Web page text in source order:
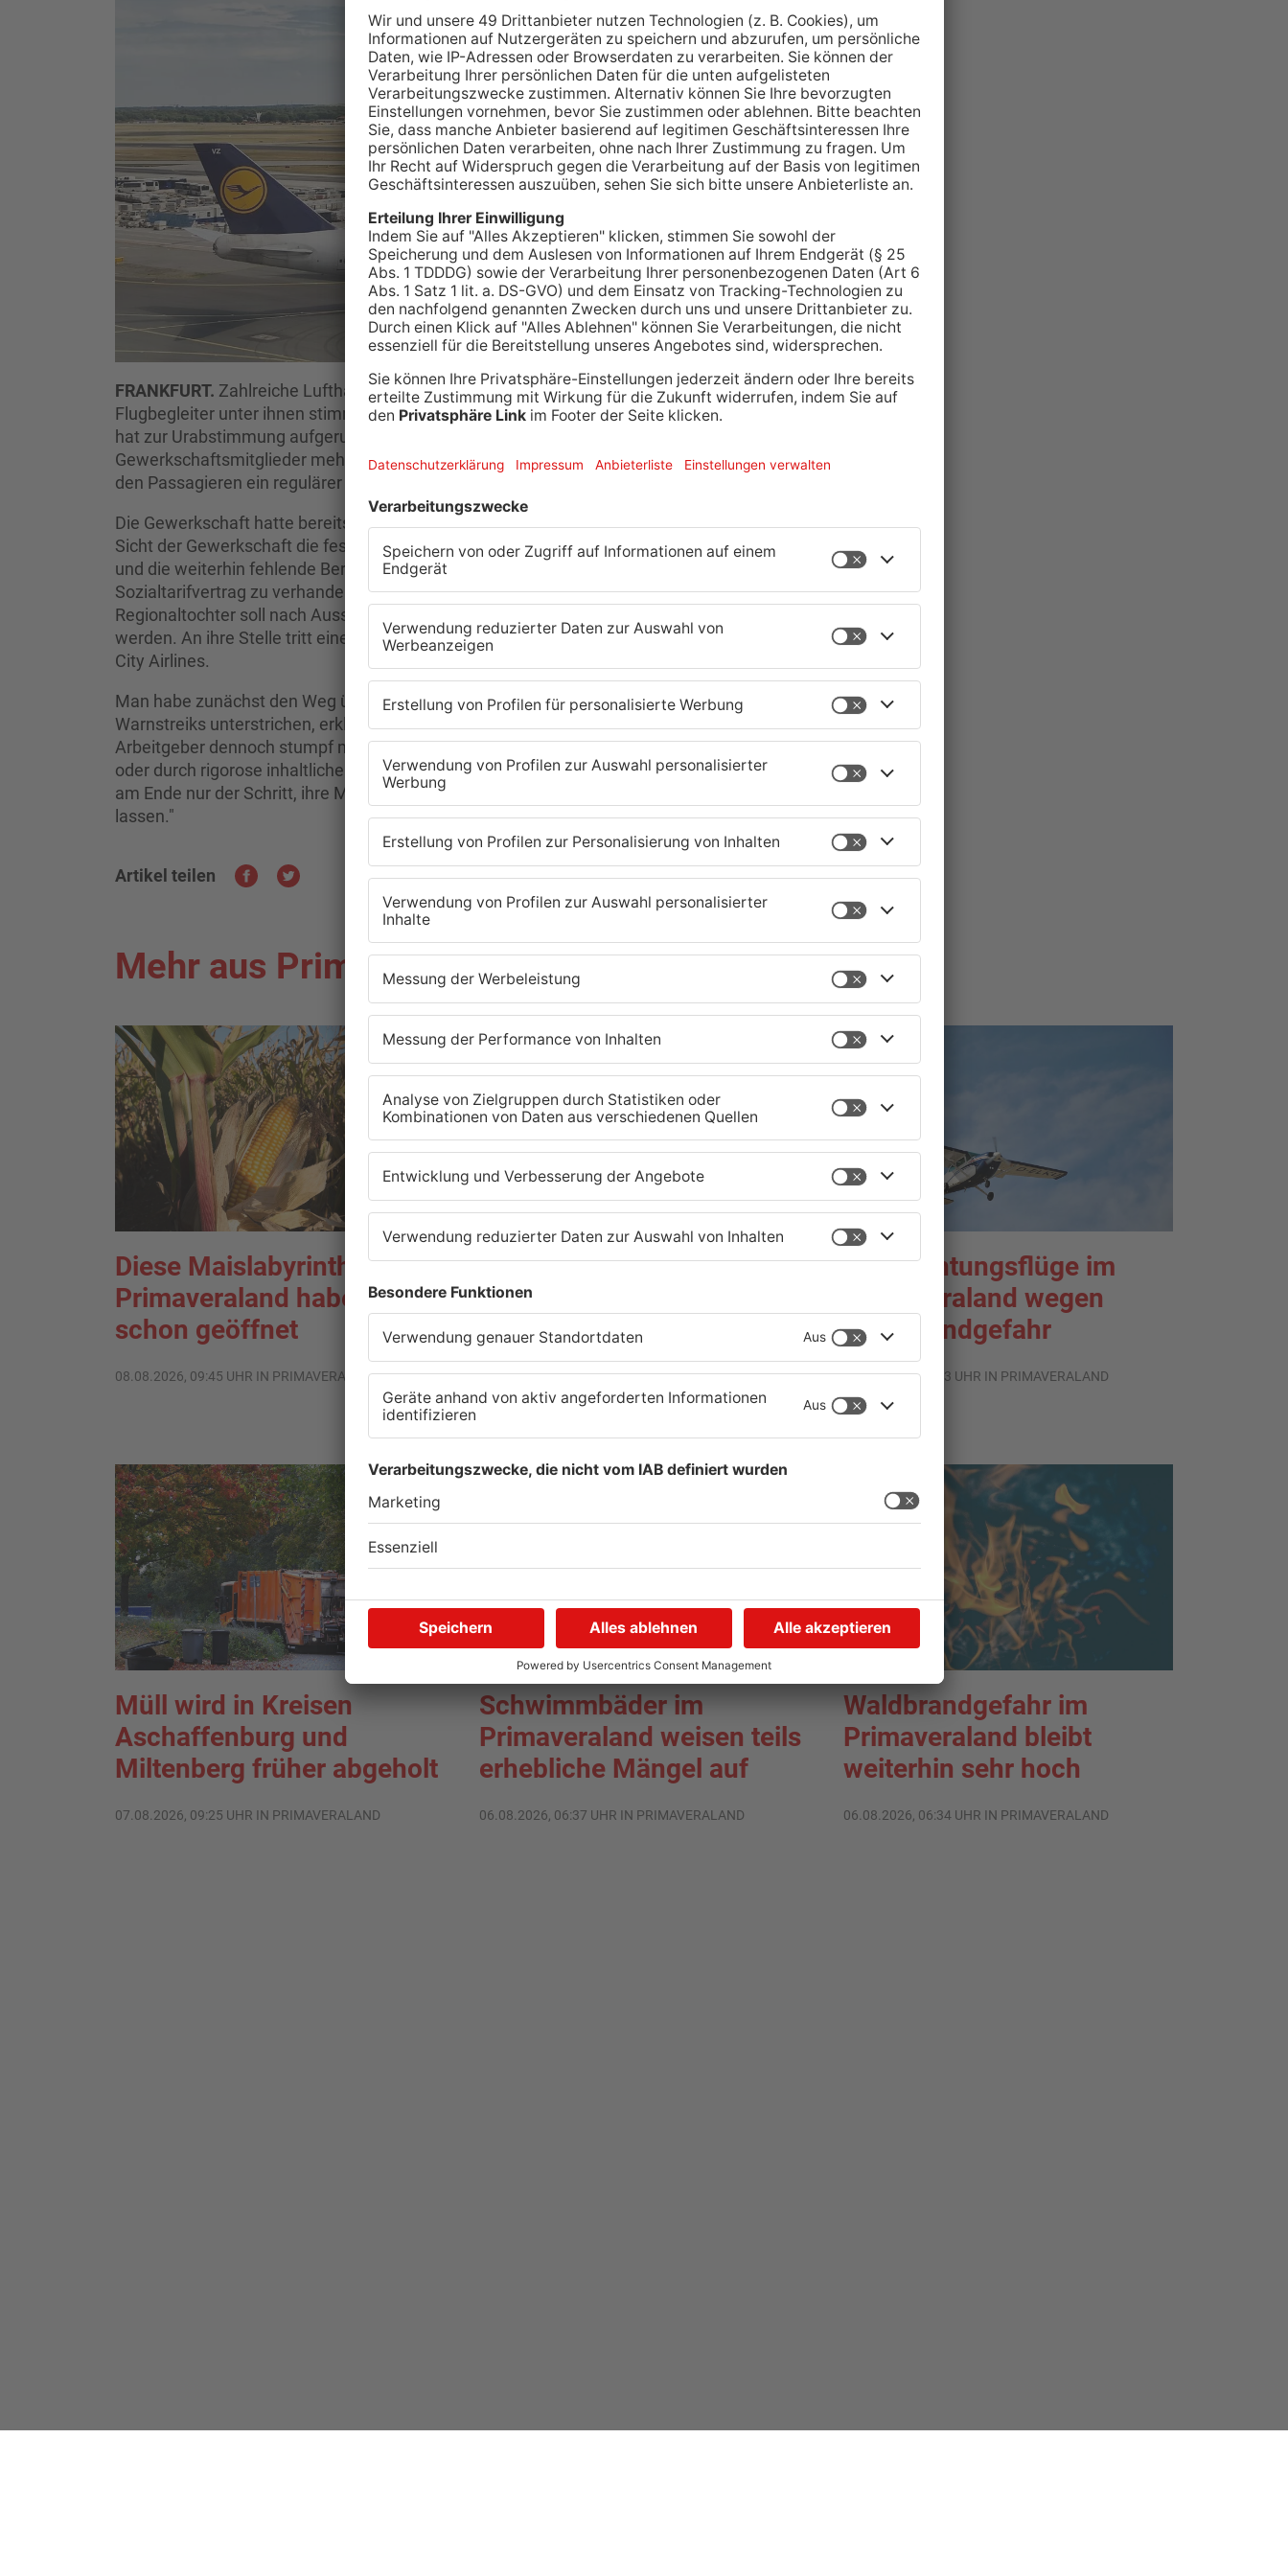
FRANKFURT. Zahlreiche Lufthansa-Beschäftigte wohnen im Primaveraland. Und die
Flugbegleiter unter ihnen stimmen jetzt über einen Arbeitskampf ab. Die Gewerkschaft Ufo
hat zur Urabstimmung aufgerufen bis übernächsten Freitag. Sollten die
Gewerkschaftsmitglieder mehrheitlich mit „Ja“ stimmen, droht der Lufthansa und damit
den Passagieren ein regulärer Streik. Unbefristet – mitten in der Osterferien-Reisezeit.
Die Gewerkschaft hatte bereits Warnstreiks organisiert. Gründe für die Eskalation sind aus
Sicht der Gewerkschaft die festgefahrenen Verhandlungen zum Manteltarif bei Lufthansa
und die weiterhin fehlende Bereitschaft des Unternehmens, bei der Cityline über einen
Sozialtarifvertrag zu verhandeln. Daran hingen rund 800 Existenzen. Der Flugbetrieb der
Regionaltochter soll nach Aussagen des Managements im kommenden Jahr beendet
werden. An ihre Stelle tritt eine neue Gesellschaft mit dem ähnlichen Namen Lufthansa
City Airlines.
Man habe zunächst den Weg über Gespräche gesucht und die Forderungen jeweils mit
Warnstreiks unterstrichen, erklärte Ufo-Verhandlungsführer Harry Jaeger. "Wenn ein
Arbeitgeber dennoch stumpf mauert – sei es durch blankes Ignorieren wie bei CityLine,
oder durch rigorose inhaltliche Verweigerung wie bei Lufthansa, bleibt einer Gewerkschaft
am Ende nur der Schritt, ihre Mitglieder über weitergehende Maßnahmen abstimmen zu
lassen."
Artikel teilen
Mehr aus Primaveraland
Diese Maislabyrinthe im
Primaveraland haben
schon geöffnet
08.08.2026, 09:45 UHR IN PRIMAVERALAND
TOPNEWS
Ferienende: ADAC erwartet
Stau-Wochenende im
Primaveraland
08.08.2026, 09:39 UHR IN PRIMAVERALAND
TOPNEWS
Beobachtungsflüge im
Primaveraland wegen
Waldbrandgefahr
08.08.2026, 09:33 UHR IN PRIMAVERALAND
Müll wird in Kreisen
Aschaffenburg und
Miltenberg früher abgeholt
07.08.2026, 09:25 UHR IN PRIMAVERALAND
Schwimmbäder im
Primaveraland weisen teils
erhebliche Mängel auf
06.08.2026, 06:37 UHR IN PRIMAVERALAND
Waldbrandgefahr im
Primaveraland bleibt
weiterhin sehr hoch
06.08.2026, 06:34 UHR IN PRIMAVERALAND